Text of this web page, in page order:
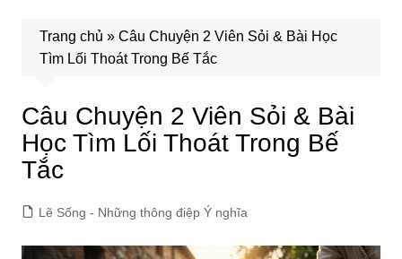
Trang chủ » Câu Chuyện 2 Viên Sỏi & Bài Học
Tìm Lối Thoát Trong Bế Tắc
Câu Chuyện 2 Viên Sỏi & Bài
Học Tìm Lối Thoát Trong Bế
Tắc
Lẽ Sống - Những thông điệp Ý nghĩa